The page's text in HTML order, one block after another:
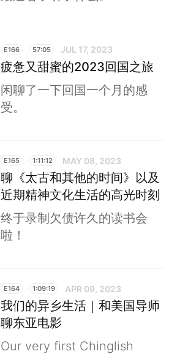
E166 57:05 JUL 17, 2023
疲惫又甜蜜的2023回国之旅
闲聊了一下回国一个月的感
受。
E165 1:11:12 MAY 08, 2023
聊《太古和其他的时间》以及
近期精神文化生活的高光时刻
终于录制欠债许久的读书会
啦！
E164 1:09:19 APR 09, 2023
我们的异乡生活｜和美国导师
聊东亚电影
Our very first Chinglish